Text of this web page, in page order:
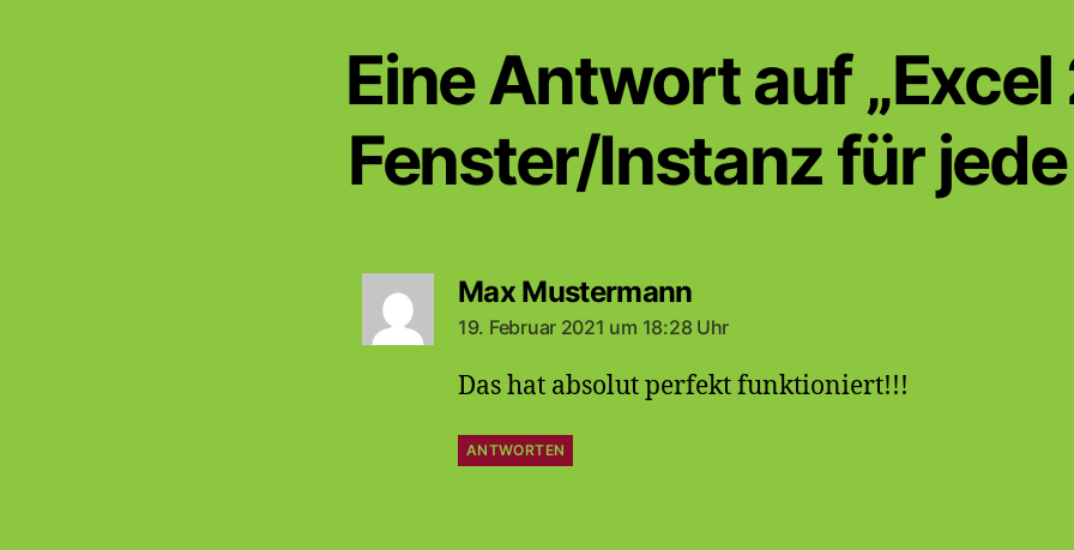
Eine Antwort auf „Excel
Fenster/Instanz für jede
Max Mustermannsagt:
19. Februar 2021 um 18:28 Uhr
Das hat absolut perfekt funktioniert!!!
ANTWORTEN